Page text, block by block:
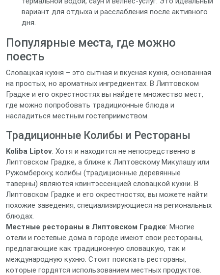
вариант для отдыха и расслабления после активного
дня.
Популярные места, где можно
поесть
Словацкая кухня – это сытная и вкусная кухня, основанная
на простых, но ароматных ингредиентах. В Липтовском
Градке и его окрестностях вы найдете множество мест,
где можно попробовать традиционные блюда и
насладиться местным гостеприимством.
Традиционные Колибы и Рестораны
Koliba Liptov: Хотя и находится не непосредственно в
Липтовском Градке, а ближе к Липтовскому Микулашу или
Ружомбероку, колибы (традиционные деревянные
таверны) являются квинтэссенцией словацкой кухни. В
Липтовском Градке и его окрестностях, вы можете найти
похожие заведения, специализирующиеся на региональных
блюдах.
Местные рестораны в Липтовском Градке: Многие
отели и гостевые дома в городе имеют свои рестораны,
предлагающие как традиционную словацкую, так и
международную кухню. Стоит поискать рестораны,
которые гордятся использованием местных продуктов.